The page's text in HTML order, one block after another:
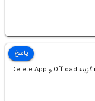
چرا تو قسمت iPhone Storage گزینه Offload و Delete App
پاسخ